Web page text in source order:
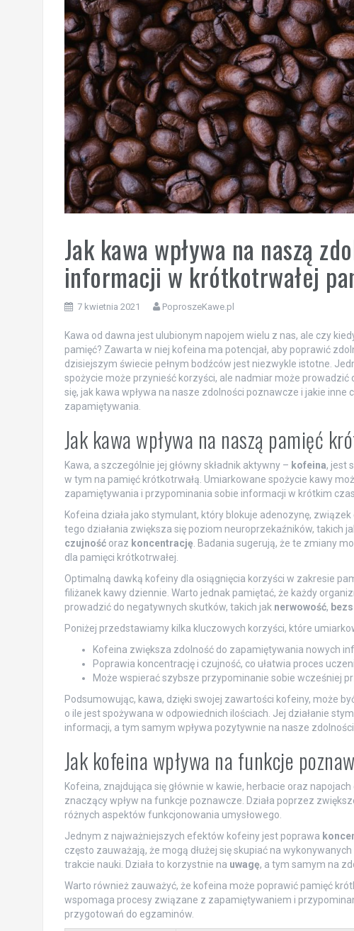
Jak kawa wpływa na naszą
informacji w krótkotrwałej
7 kwietnia 2021 PoproszeKawe.pl
Kawa od dawna jest ulubionym napojem wielu z nas, ale czy
pamięć? Zawarta w niej kofeina ma potencjał, aby poprawić
dzisiejszym świecie pełnym bodźców jest niezwykle istotne.
spożycie może przynieść korzyści, ale nadmiar może
się, jak kawa wpływa na nasze zdolności poznawcze i jakie
zapamiętywania.
Jak kawa wpływa na naszą pamięć
Kawa, a szczególnie jej główny składnik aktywny – kofeina, jest
w tym na pamięć krótkotrwałą. Umiarkowane spożycie kawy
zapamiętywania i przypominania sobie informacji w krótkim
Kofeina działa jako stymulant, który blokuje adenozynę,
tego działania zwiększa się poziom neuroprzekaźników, takich
czujnośćoraz koncentrację . Badania sugerują, że te zmiany
dla pamięci krótkotrwałej.
Optimalną dawką kofeiny dla osiągnięcia korzyści w zakresie
filiżanek kawy dziennie. Warto jednak pamiętać, że każdy
prowadzić do negatywnych skutków, takich jak nerwowość,
Poniżej przedstawiamy kilka kluczowych korzyści, które
Kofeina zwiększa zdolność do zapamiętywania nowych
Poprawia koncentrację i czujność, co ułatwia proces
Może wspierać szybsze przypominanie sobie wcześniej
Podsumowując, kawa, dzięki swojej zawartości kofeiny, może
o ile jest spożywana w odpowiednich ilościach. Jej działanie
informacji, a tym samym wpływa pozytywnie na nasze
Jak kofeina wpływa na funkcje
Kofeina, znajdująca się głównie w kawie, herbacie oraz
znaczący wpływ na funkcje poznawcze. Działa poprzez
różnych aspektów funkcjonowania umysłowego.
Jednym z najważniejszych efektów kofeiny jest poprawa
często zauważają, że mogą dłużej się skupiać na
trakcie nauki. Działa to korzystnie na uwagę, a tym samym na
Warto również zauważyć, że kofeina może poprawić pamięć
wspomaga procesy związane z zapamiętywaniem i
przygotowań do egzaminów.